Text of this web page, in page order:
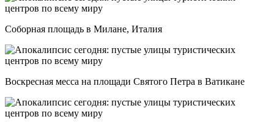
Соборная площадь в Милане, Италия
Воскресная месса на площади Святого Петра в Ватикане